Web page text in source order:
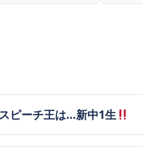
ピーチ王は…新中1生